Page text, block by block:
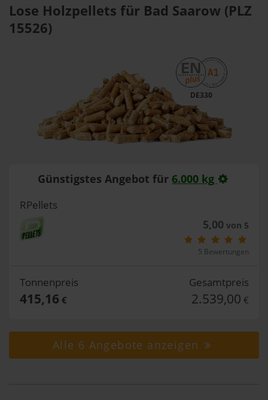
Lose Holzpellets für Bad Saarow (PLZ
15526)
DE330
Günstigstes Angebot für 6.000 kg
RPellets
5,00 von 5
5 Bewertungen
Tonnenpreis
415,16 €
Gesamtpreis
2.539,00 €
Alle 6 Angebote anzeigen